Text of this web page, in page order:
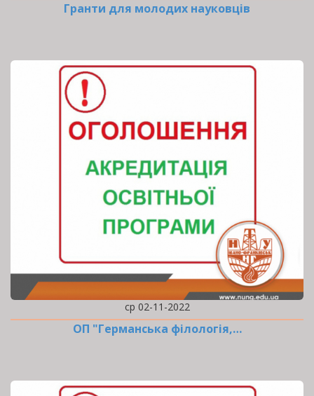
Гранти для молодих науковців
ср 02-11-2022
ОП "Германська філологія,…